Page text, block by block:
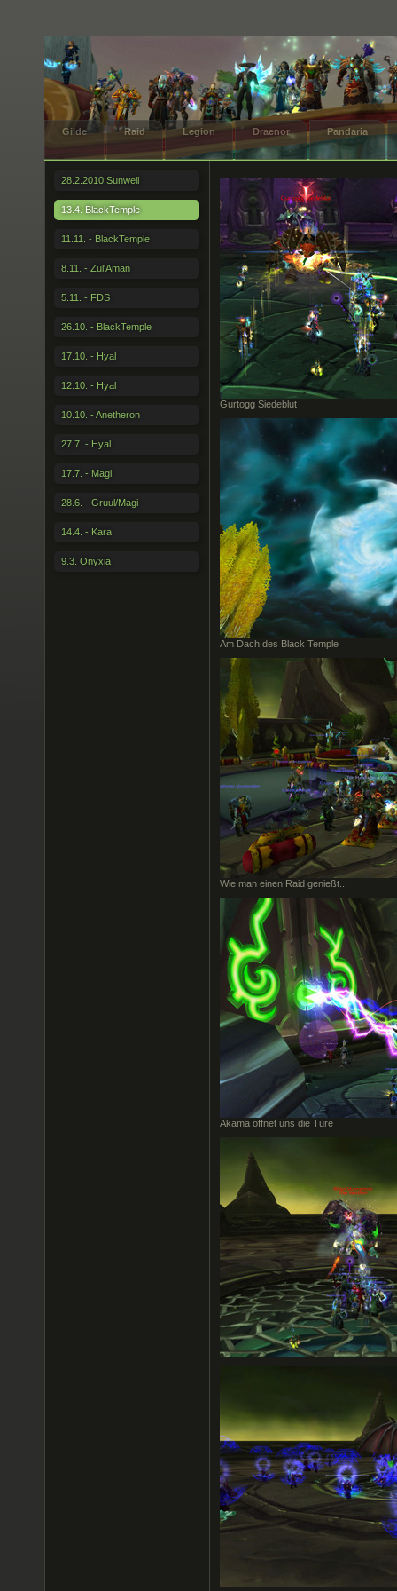
Gilde Raid Legion Draenor Pandaria
28.2.2010 Sunwell
13.4. BlackTemple
11.11. - BlackTemple
8.11. - Zul'Aman
5.11. - FDS
26.10. - BlackTemple
17.10. - Hyal
12.10. - Hyal
10.10. - Anetheron
27.7. - Hyal
17.7. - Magi
28.6. - Gruul/Magi
14.4. - Kara
9.3. Onyxia
Gurtogg Siedeblut
Am Dach des Black Temple
Wie man einen Raid genießt...
Akama öffnet uns die Türe